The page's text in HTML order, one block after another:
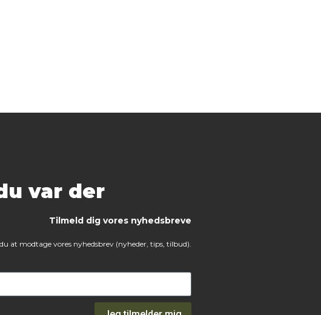
var der
Tilmeld dig vores nyhedsbreve
at modtage vores nyhedsbrev (nyheder, tips, tilbud).